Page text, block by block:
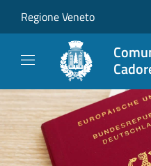
Regione Veneto